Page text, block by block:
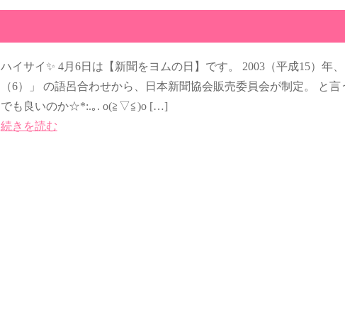
ハイサイ✨ 4月6日は【新聞をヨムの日】です。 2003（平成15）年
（6）」 の語呂合わせから、日本新聞協会販売委員会が制定。 と言
でも良いのか☆*:.｡. o(≧▽≦)o […]
続きを読む